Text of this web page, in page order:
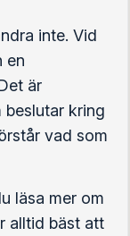
inte. Vid
en
är
beslutar kring
vad som
läsa mer om
alltid bäst att